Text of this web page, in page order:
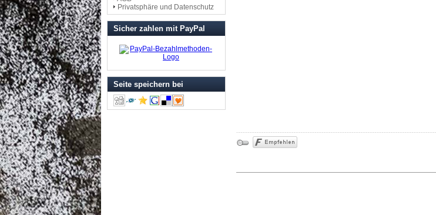
Privatsphäre und Datenschutz
Sicher zahlen mit PayPal
Seite speichern bei